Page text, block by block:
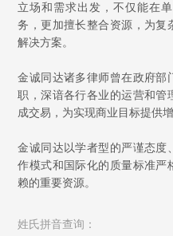
立场和需求出发，不仅能在
务，更加擅长整合资源，为复
解决方案。
金诚同达诸多律师曾在政府部
职，深谙各行各业的运营和管
成交易，为实现商业目标提供增
金诚同达以学者型的严谨态度
作模式和国际化的质量标准严
赖的重要资源。
姓氏拼音查询：